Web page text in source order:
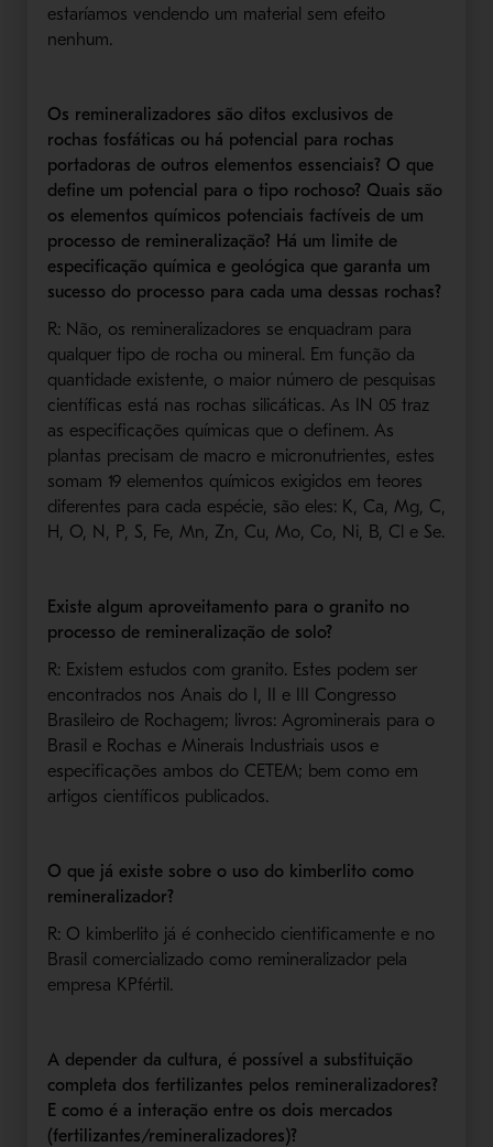
estaríamos vendendo um material sem efeito
nenhum.
Os remineralizadores são ditos exclusivos de
rochas fosfáticas ou há potencial para rochas
portadoras de outros elementos essenciais? O que
define um potencial para o tipo rochoso? Quais são
os elementos químicos potenciais factíveis de um
processo de remineralização? Há um limite de
especificação química e geológica que garanta um
sucesso do processo para cada uma dessas rochas?
R: Não, os remineralizadores se enquadram para
qualquer tipo de rocha ou mineral. Em função da
quantidade existente, o maior número de pesquisas
científicas está nas rochas silicáticas. As IN 05 traz
as especificações químicas que o definem. As
plantas precisam de macro e micronutrientes, estes
somam 19 elementos químicos exigidos em teores
diferentes para cada espécie, são eles: K, Ca, Mg, C,
H, O, N, P, S, Fe, Mn, Zn, Cu, Mo, Co, Ni, B, Cl e Se.
Existe algum aproveitamento para o granito no
processo de remineralização de solo?
R: Existem estudos com granito. Estes podem ser
encontrados nos Anais do I, II e III Congresso
Brasileiro de Rochagem; livros: Agrominerais para o
Brasil e Rochas e Minerais Industriais usos e
especificações ambos do CETEM; bem como em
artigos científicos publicados.
O que já existe sobre o uso do kimberlito como
remineralizador?
R: O kimberlito já é conhecido cientificamente e no
Brasil comercializado como remineralizador pela
empresa KPfértil.
A depender da cultura, é possível a substituição
completa dos fertilizantes pelos remineralizadores?
E como é a interação entre os dois mercados
(fertilizantes/remineralizadores)?